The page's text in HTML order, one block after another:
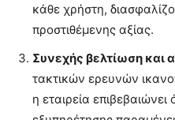
κάθε χρήστη,
προστιθέμενης αξίας.
Συνεχής βελτίωση και
τακτικών ερευνών
η εταιρεία επιβεβαιώνει